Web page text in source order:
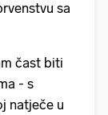
sa
čast biti
- s
natječe u